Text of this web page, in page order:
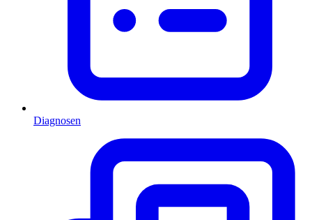
Diagnosen